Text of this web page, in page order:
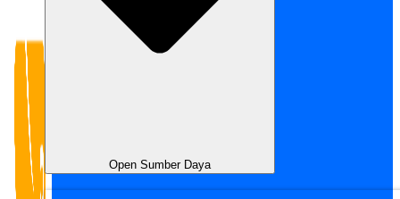
Open Sumber Daya